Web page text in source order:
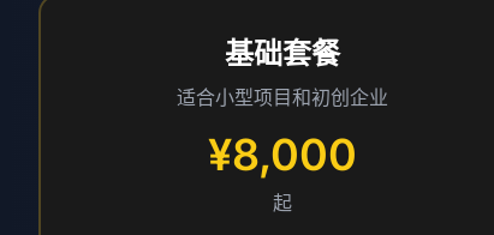
基础套餐
适合小型项目和初创企业
¥8,000
起